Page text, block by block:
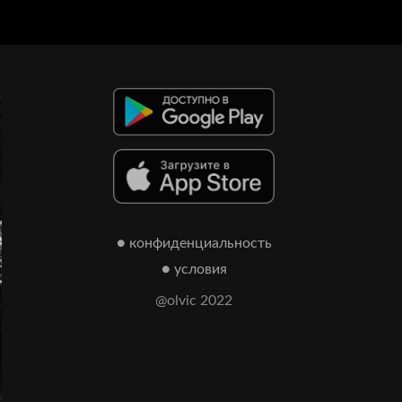
● конфиденциальность
● условия
@olvic 2022